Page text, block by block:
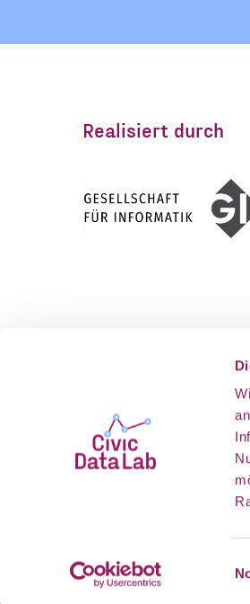
Tauscht euch mit
Realisiert durch